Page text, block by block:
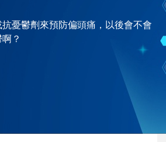
憂鬱劑來預防偏頭痛，以後會不會
？